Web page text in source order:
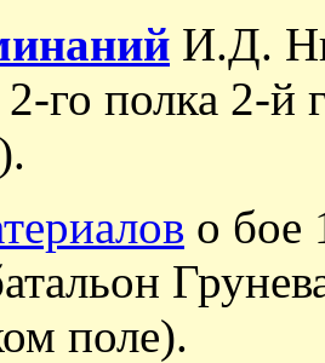
И.Д.
2-го полка 2-й
о бое
поле).